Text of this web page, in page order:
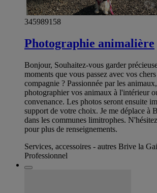
345989158
Photographie animalière
Bonjour, Souhaitez-vous garder
moments que vous passez avec vos
compagnie ? Passionnée par les
photographier vos animaux à l'intérieur
convenance. Les photos seront ensuite
support de votre choix. Je me déplace à
dans les communes limitrophes.
pour plus de renseignements.
Services, accessoires - autres Brive la
Professionnel